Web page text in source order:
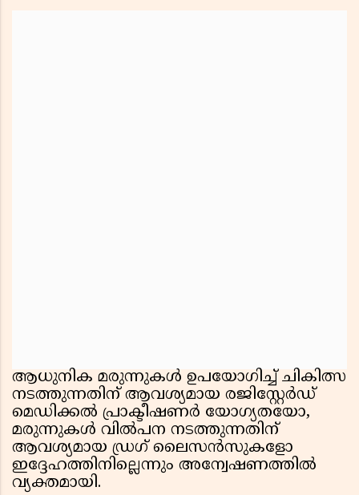
ആധുനിക മരുന്നുകൾ ഉപയോഗിച്ച് ചികിത്സ
നടത്തുന്നതിന് ആവശ്യമായ രജിസ്റ്റേർഡ്
മെഡിക്കൽ പ്രാക്ടീഷണർ യോഗ്യതയോ,
മരുന്നുകൾ വിൽപന നടത്തുന്നതിന്
ആവശ്യമായ ഡ്രഗ് ലൈസൻസുകളോ
ഇദ്ദേഹത്തിനില്ലെന്നും അന്വേഷണത്തിൽ
വ്യക്തമായി.